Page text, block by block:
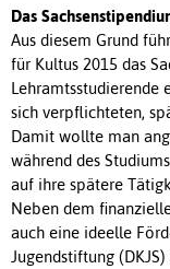
Das
Aus diesem Grund
für Kultus 2015 das
Lehramtsstudierende
sich verpflichteten,
Damit wollte man
während des
auf ihre spätere
Neben dem
auch eine ideelle
Jugendstiftung